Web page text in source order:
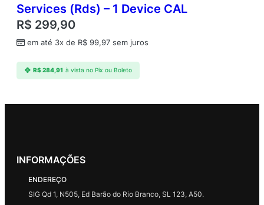
Services (Rds) – 1 Device CAL
R$ 299,90
em até 3x de R$ 99,97 sem juros
R$284,91 à vista no Pix ou Boleto
INFORMAÇÕES
ENDEREÇO
SIG Qd 1, N505, Ed Barão do Rio Branco, SL 123, A50.